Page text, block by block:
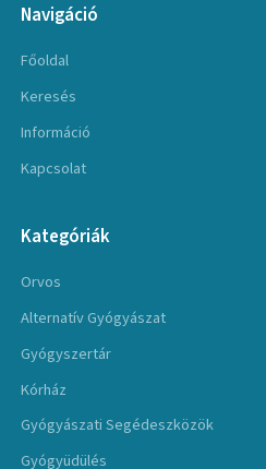
Navigáció
Főoldal
Keresés
Információ
Kapcsolat
Kategóriák
Orvos
Alternatív Gyógyászat
Gyógyszertár
Kórház
Gyógyászati Segédeszközök
Gyógyüdülés